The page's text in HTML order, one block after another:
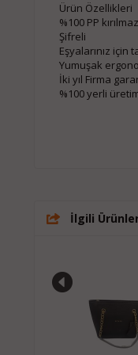
Ürün Özellikleri
%100 PP
Şifreli
Eşyalarınız için
Yumuşak
İki yıl Firma
%100 yerli
İlgili